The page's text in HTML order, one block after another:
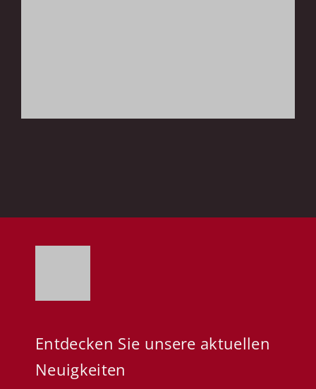
Entdecken Sie unsere aktuellen
Neuigkeiten